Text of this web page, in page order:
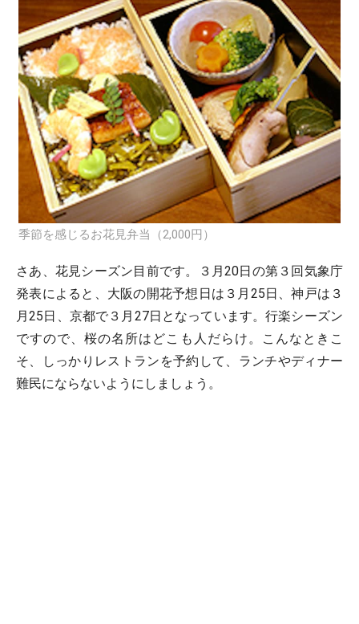
季節を感じるお花見弁当（2,000円）
さあ、花見シーズン目前です。３月20日の第３回気象庁
発表によると、大阪の開花予想日は３月25日、神戸は３
月25日、京都で３月27日となっています。行楽シーズン
ですので、桜の名所はどこも人だらけ。こんなときこ
そ、しっかりレストランを予約して、ランチやディナー
難民にならないようにしましょう。